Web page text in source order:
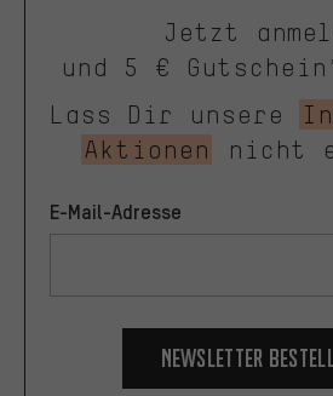
Jetzt
und 5 €
Lass Dir unsere
Aktionen
nicht
E-Mail-Adresse
Newsletter